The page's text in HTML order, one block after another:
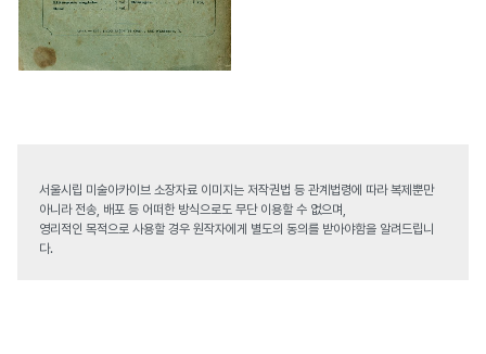
서울시립 미술아카이브 소장자료 이미지는 저작권법 등 관계법령에 따라 복제뿐만
아니라 전송, 배포 등 어떠한 방식으로도 무단 이용할 수 없으며,
영리적인 목적으로 사용할 경우 원작자에게 별도의 동의를 받아야함을 알려드립니
다.